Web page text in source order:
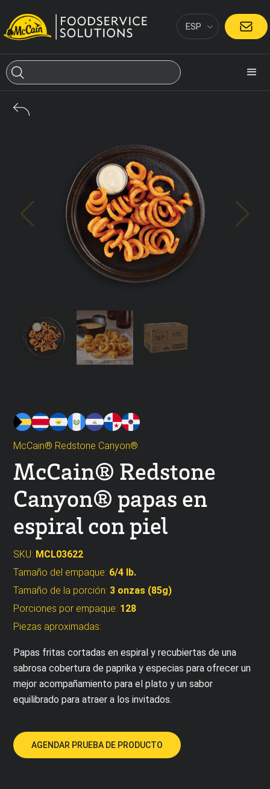
ESP CONTACTO
McCain® Redstone Canyon®
McCain® Redstone
Canyon® papas en
espiral con piel
SKU: MCL03622
Tamaño del empaque: 6/4 lb.
Tamaño de la porción: 3 onzas (85g)
Porciones por empaque: 128
Piezas aproximadas:
Papas fritas cortadas en espiral y recubiertas de una
sabrosa cobertura de paprika y especias para ofrecer un
mejor acompañamiento para el plato y un sabor
equilibrado para atraer a los invitados.
AGENDAR PRUEBA DE PRODUCTO